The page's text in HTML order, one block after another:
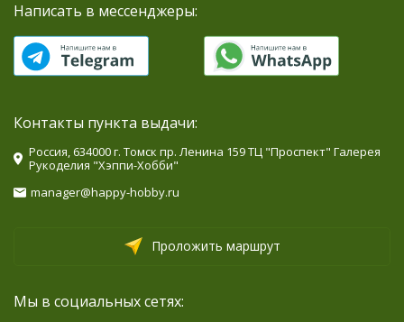
Написать в мессенджеры:
Контакты пункта выдачи:
Россия, 634000 г. Томск пр. Ленина 159 ТЦ "Проспект" Галерея
Рукоделия "Хэппи-Хобби"
manager@happy-hobby.ru
Проложить маршрут
Мы в социальных сетях: